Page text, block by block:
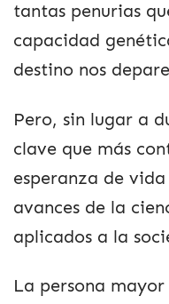
tantas penurias
capacidad
destino nos
Pero, sin lugar a
clave que más
esperanza de vida
avances de la
aplicados a la
La persona